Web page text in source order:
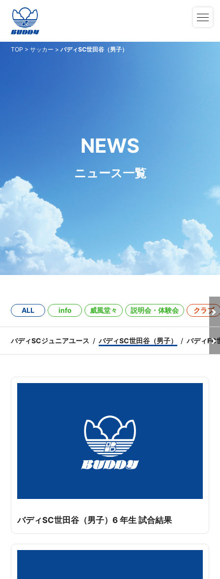
TOP >サッカー >バディSC世田谷（男子）
NEWS
ニュース一覧
ALL info 威風堂々 説明会・体験会 クラブ
バディSCジュニアユース バディSC世田谷（男子） バディFC
バディSC世田谷（男子）6 年生 試合結果